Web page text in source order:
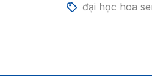
đại học hoa